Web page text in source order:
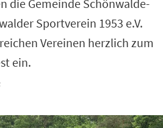
die Gemeinde Schönwalde-
Sportverein 1953 e.V.
Vereinen herzlich zum
ein.